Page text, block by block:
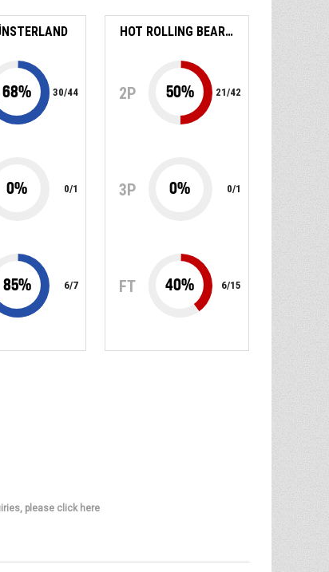
68% 30/44
0% 0/1
85% 6/7
HOT ROLLING BEARS ESSEN 1
2P 50% 21/42
3P 0% 0/1
FT 40% 6/15
please click here